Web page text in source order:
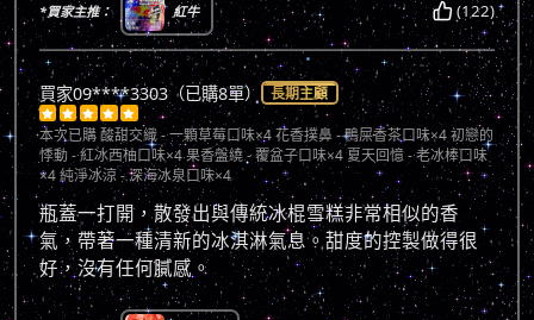
*買家主推： 紅牛 (122)
買家09****3303（已購8單） 長期主顧
    
本次已購酸甜交織 - 一顆草莓口味×4 花香撲鼻 - 鴨屎香茶口味×4 初戀的
悸動 - 紅冰西柚口味×4 果香盤繞 - 覆盆子口味×4 夏天回憶 - 老冰棒口味
×4 純淨冰涼 - 深海冰泉口味×4
瓶蓋一打開，散發出與傳統冰棍雪糕非常相似的香
氣，帶著一種清新的冰淇淋氣息。甜度的控製做得很
好，沒有任何膩感。